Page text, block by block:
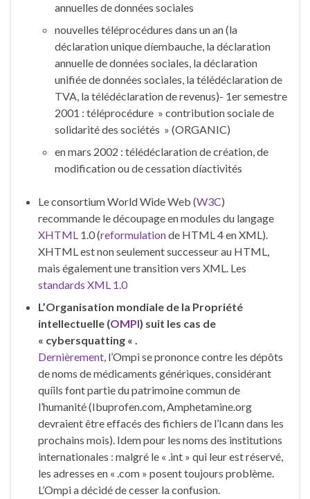
annuelles de données sociales
nouvelles téléprocédures dans un an (la
déclaration unique díembauche, la déclaration
annuelle de données sociales, la déclaration
unifiée de données sociales, la télédéclaration de
TVA, la télédéclaration de revenus)- 1er semestre
2001 : téléprocédure » contribution sociale de
solidarité des sociétés » (ORGANIC)
en mars 2002 : télédéclaration de création, de
modification ou de cessation díactivités
Le consortium World Wide Web (W3C)
recommande le découpage en modules du langage
XHTML 1.0 (reformulationde HTML 4 en XML).
XHTML est non seulement successeur au HTML,
mais également une transition vers XML. Les
standards XML 1.0
L’Organisation mondiale de la Propriété
intellectuelle (OMPI) suit les cas de
« cybersquatting « .
Dernièrement, l’Ompi se prononce contre les dépôts
de noms de médicaments génériques, considérant
quíils font partie du patrimoine commun de
l’humanité (Ibuprofen.com, Amphetamine.org
devraient être effacés des fichiers de l’Icann dans les
prochains mois). Idem pour les noms des institutions
internationales : malgré le « .int » qui leur est réservé,
les adresses en « .com » posent toujours problème.
L’Ompi a décidé de cesser la confusion.